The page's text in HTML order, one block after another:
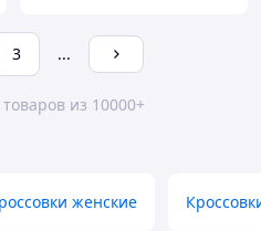
3 ...
из 10000+
женские